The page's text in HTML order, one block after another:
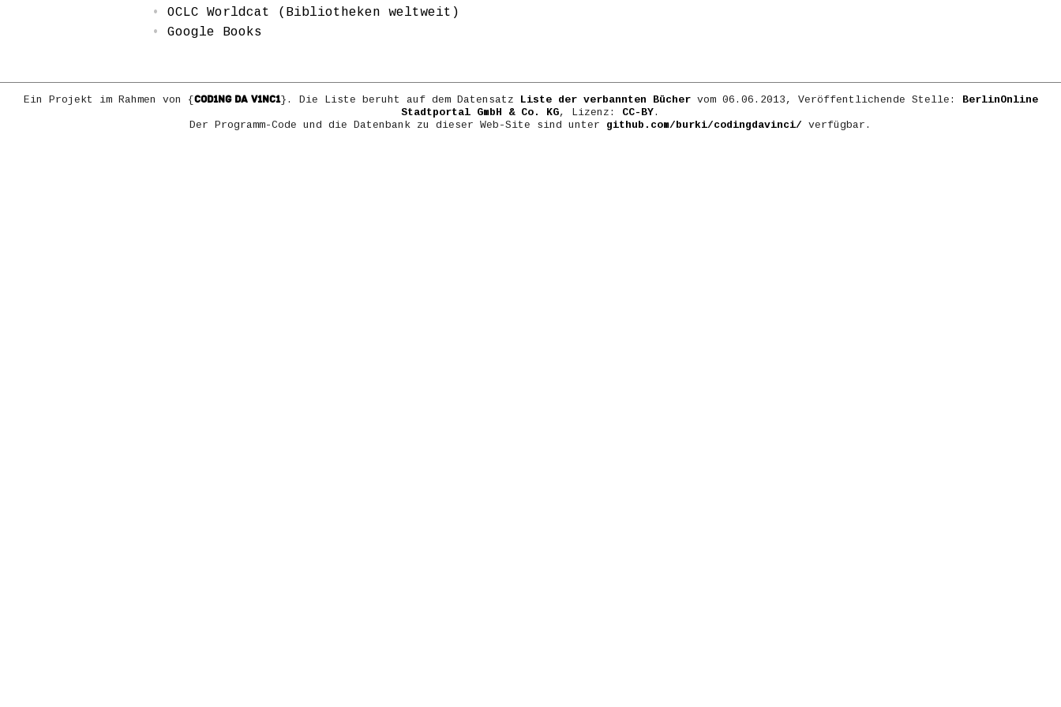
OCLC Worldcat (Bibliotheken weltweit)
Google Books
Ein Projekt im Rahmen von {COD1NG DA V1NC1}. Die Liste beruht auf dem Datensatz Liste der verbannten Büchervom 06.06.2013, Veröffentlichende Stelle: BerlinOnline
Stadtportal GmbH & Co. KG, Lizenz: CC-BY.
Der Programm-Code und die Datenbank zu dieser Web-Site sind unter github.com/burki/codingdavinci/ verfügbar.